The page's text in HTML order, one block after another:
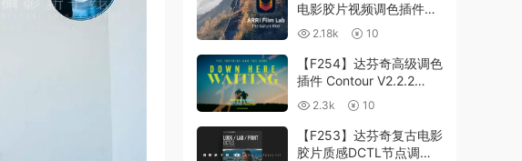
电影胶片视频调色插件
ARRI Film Lab 1.0.10 Win
2.18k 10
【F254】达芬奇高级调色
插件 Contour V2.2.2
WinMac 含使用教程
2.3k 10
【F253】达芬奇复古电影
胶片质感DCTL节点调色